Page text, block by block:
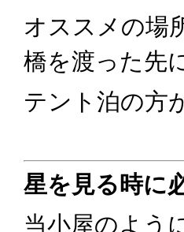
オススメの場
橋を渡った先
テント泊の方
星を見る時に
当小屋のよう